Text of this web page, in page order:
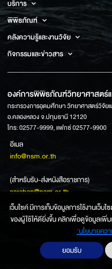
บริการ
พิพิธภัณฑ์
คลังความรู้และงานวิจัย
กิจกรรมและข่าวสาร
องค์การพิพิธภัณฑ์วิทยาศาสตร์
กระทรวงการอุดมศึกษา วิทยาศาสตร์วิจัย
อ.คลองหลวง จ.ปทุมธานี 12120
โทร: 02577-9999, แฟกซ์ 02577-9900
อีเมล
info@nsm.or.th
(สำหรับรับ-ส่งหนังสือราชการ)
saraban@nsm.or.th
เว็บไซค์ มีการเก็บข้อมูลการใช้งานเ
ของผู้ใช้ให้ดียิ่งขึ้น คลิกเพื่อดูข้อมูลเพิ่
‘นโยบายคว
ยอมรับ